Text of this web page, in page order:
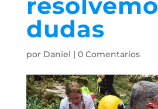
dudas
por Daniel | 0 Comentarios